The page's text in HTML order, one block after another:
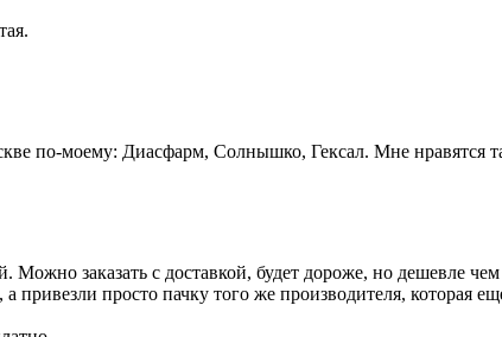
по-моему: Диасфарм, Солнышко, Гексал. Мне нравятся
заказать с доставкой, будет дороже, но дешевле
а привезли просто пачку того же производителя,